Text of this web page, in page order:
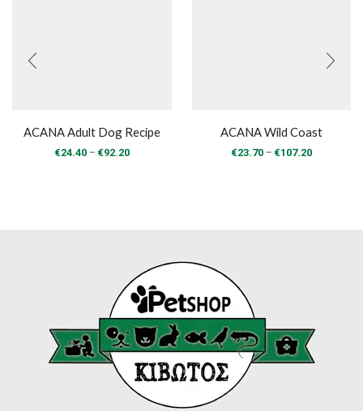
ACANA Adult Dog Recipe
€24.40 – €92.20Price
ACANA Wild Coast
€23.70 – €107.20Price